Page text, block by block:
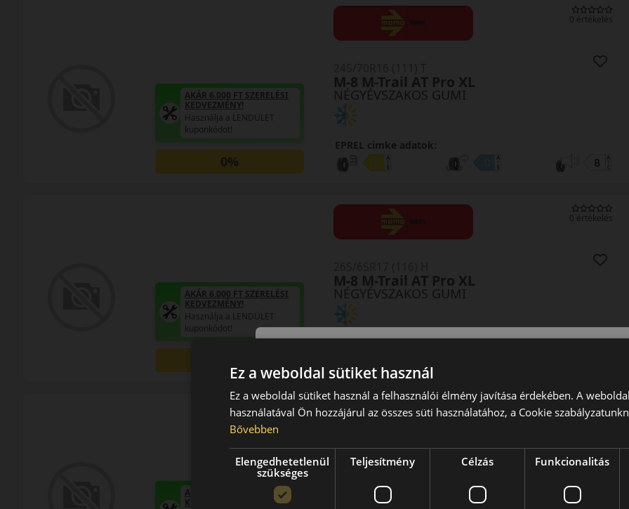
0 értékelés
NÉGYÉVSZAKOS GUMI
M-8 M-Trail AT Pro XL
EPREL cimke adatok:
AKÁR 6.000 FT SZERELÉSI
KEDVEZMÉNY!
Használja a LENDÜLET
kuponkódot!
0%
0 értékelés
NÉGYÉVSZAKOS GUMI
M-8 M-Trail AT Pro XL
AKÁR 6.000 FT SZERELÉSI
KEDVEZMÉNY!
Használja a LENDÜLET
kuponkódot!
0 értékelés
NÉGYÉVSZAKOS GUMI
255/70R16 (111) T
AKÁR 6.000 FT SZERELÉSI
KEDVEZMÉNY!
Ez a weboldal sütiket használ
Ez a weboldal sütiket használ a felhasználói élmény javítása érdekében. A
használatával Ön hozzájárul az összes süti használatához, a Cookie
Bővebben
Elengedhetetlenül
szükséges
Teljesítmény Célzás Funkcionalitás